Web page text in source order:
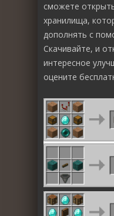
сможете
хранилища,
дополнять с
Скачивайте, и
интересное
оцените